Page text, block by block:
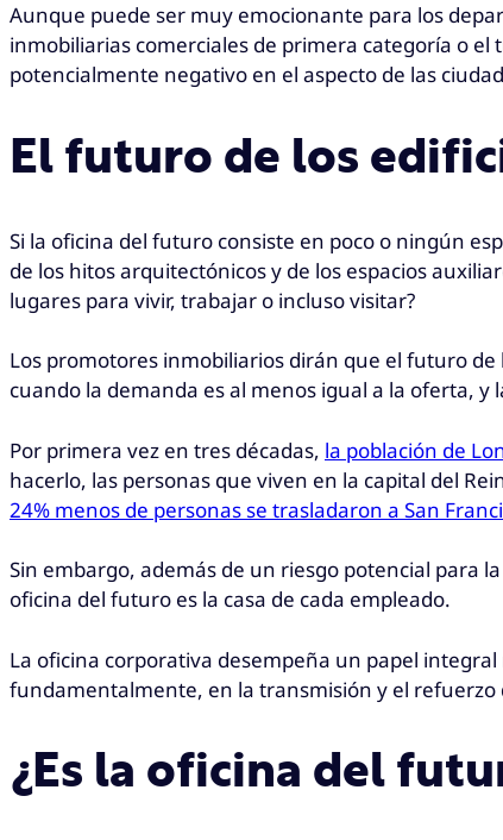
Aunque puede ser muy emocionante para los
inmobiliarias comerciales de primera categoría o
potencialmente negativo en el aspecto de las
El futuro de los
Si la oficina del futuro consiste en poco o ningún
de los hitos arquitectónicos y de los espacios
lugares para vivir, trabajar o incluso visitar?
Los promotores inmobiliarios dirán que el futuro de
cuando la demanda es al menos igual a la oferta,
Por primera vez en tres décadas, la población de
hacerlo, las personas que viven en la capital del
24% menos de personas se trasladaron a San
Sin embargo, además de un riesgo potencial para
oficina del futuro es la casa de cada empleado.
La oficina corporativa desempeña un papel
fundamentalmente, en la transmisión y el refuerzo
¿Es la oficina del